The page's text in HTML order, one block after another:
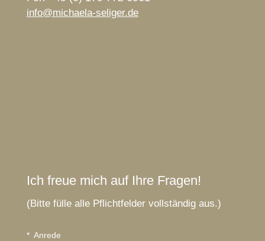
info@michaela-seliger.de
Ich freue mich auf Ihre Fragen!
(Bitte fülle alle Pflichtfelder vollständig aus.)
Anrede